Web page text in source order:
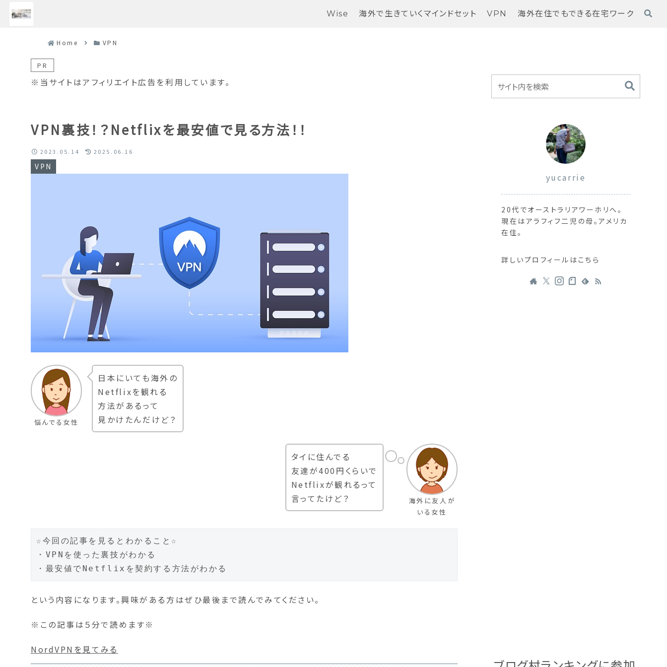
Wise 海外で生きていくマインドセット VPN 海外在住でもできる在宅ワーク
Home VPN
PR
VPN裏技！？Netflixを最安値で見る方法！！
※当サイトはアフィリエイト広告を利用しています。
VPN
2023.05.14 2025.06.16
悩んでる女性
日本にいても海外の
Netflixを観れる
方法があるって
見かけたんだけど？
海外に友人が
いる女性
タイに住んでる
友達が400円くらいで
Netflixが観れるって
言ってたけど？
☆今回の記事を見るとわかること☆
・VPNを使った裏技がわかる
・最安値でNetflixを契約する方法がわかる
という内容になります。興味がある方はぜひ最後まで読んでみてください。
※この記事は５分で読めます※
NordVPNを見てみる
yucarrie
20代でオーストラリアワーホリへ。
現在はアラフィフ二児の母。アメリカ
在住。
詳しいプロフィールはこちら